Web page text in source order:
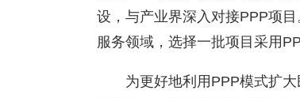
设，与产业界深入对接PPP项
服务领域，选择一批项目采用
为更好地利用PPP模式扩